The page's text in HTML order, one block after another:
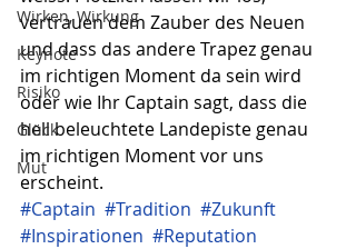
Wirken, Wirkung
Keynote
Risiko
Glück
Mut
vertrauen dem Zauber des Neuen
und dass das andere Trapez genau
im richtigen Moment da sein wird
oder wie Ihr Captain sagt, dass die
hell beleuchtete Landepiste genau
im richtigen Moment vor uns
erscheint.
#Captain #Tradition #Zukunft
#Inspirationen #Reputation